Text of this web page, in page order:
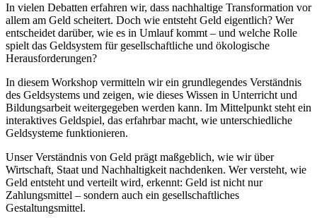
In vielen Debatten erfahren wir, dass nachhaltige Transformation vor
allem am Geld scheitert. Doch wie entsteht Geld eigentlich? Wer
entscheidet darüber, wie es in Umlauf kommt – und welche Rolle
spielt das Geldsystem für gesellschaftliche und ökologische
Herausforderungen?
In diesem Workshop vermitteln wir ein grundlegendes Verständnis
des Geldsystems und zeigen, wie dieses Wissen in Unterricht und
Bildungsarbeit weitergegeben werden kann. Im Mittelpunkt steht ein
interaktives Geldspiel, das erfahrbar macht, wie unterschiedliche
Geldsysteme funktionieren.
Unser Verständnis von Geld prägt maßgeblich, wie wir über
Wirtschaft, Staat und Nachhaltigkeit nachdenken. Wer versteht, wie
Geld entsteht und verteilt wird, erkennt: Geld ist nicht nur
Zahlungsmittel – sondern auch ein gesellschaftliches
Gestaltungsmittel.